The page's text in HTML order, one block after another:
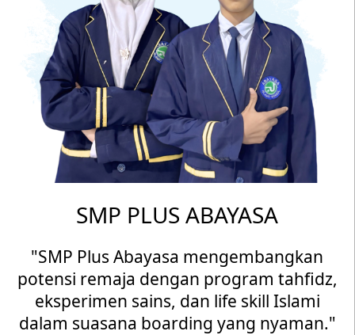
SMP PLUS ABAYASA
"SMP Plus Abayasa mengembangkan
potensi remaja dengan program tahfidz,
eksperimen sains, dan life skill Islami
dalam suasana boarding yang nyaman."